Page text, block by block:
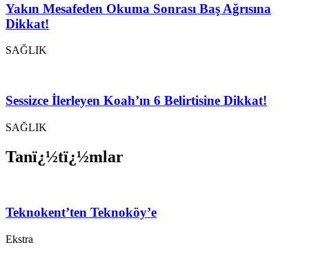
Yakın Mesafeden Okuma Sonrası Baş Ağrısına
Dikkat!
SAĞLIK
Sessizce İlerleyen Koah’ın 6 Belirtisine Dikkat!
SAĞLIK
Tanï¿½tï¿½mlar
Teknokent’ten Teknoköy’e
Ekstra